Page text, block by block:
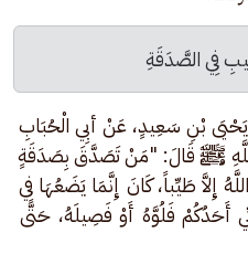
فِي الصَّدَقَةِ
يَحْيَى بْنِ سَعِيدٍ، عَنْ أبِي الْحُبَابِ
ﷺ قَالَ: "مَنْ تَصَدَّقَ بِصَدَقَةٍ
إِلاَّ طَيِّباً، كَانَ إِنَّمَا يَضَعُهَا فِي
أَحَدُكُمْ فَلُوَّهُ أَوْ فَصِيلَهُ، حَتَّى